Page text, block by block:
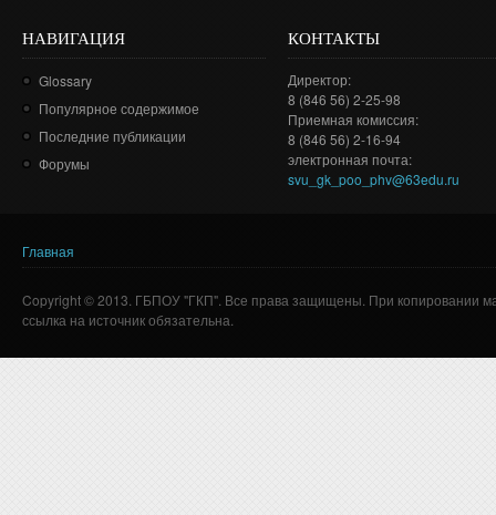
НАВИГАЦИЯ
Glossary
Популярное содержимое
Последние публикации
Форумы
КОНТАКТЫ
Директор:
8 (846 56) 2-25-98
Приемная комиссия:
8 (846 56) 2-16-94
электронная почта:
svu_gk_poo_phv@63edu.ru
Вы здесь
Главная
Copyright © 2013. ГБПОУ "ГКП". Все права защищены. При копировании
ссылка на источник обязательна.